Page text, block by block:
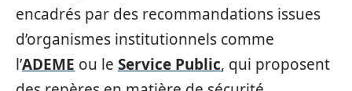
encadrés par des recommandations issues
d’organismes institutionnels comme
l’ADEME ou le Service Public, qui proposent